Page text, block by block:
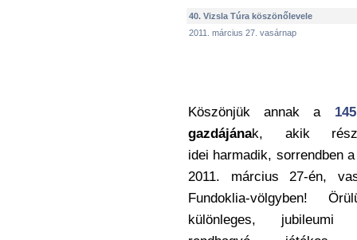
40. Vizsla Túra köszönőlevele
2011. március 27. vasárnap
Köszönjük annak a
gazdájának, akik
idei harmadik, sorrendben
2011. március 27-én,
Fundoklia-völgyben!
különleges,